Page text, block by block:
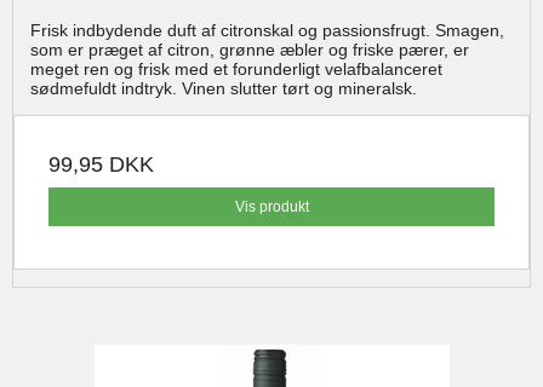
Frisk indbydende duft af citronskal og passionsfrugt. Smagen,
som er præget af citron, grønne æbler og friske pærer, er
meget ren og frisk med et forunderligt velafbalanceret
sødmefuldt indtryk. Vinen slutter tørt og mineralsk.
99,95 DKK
Vis produkt